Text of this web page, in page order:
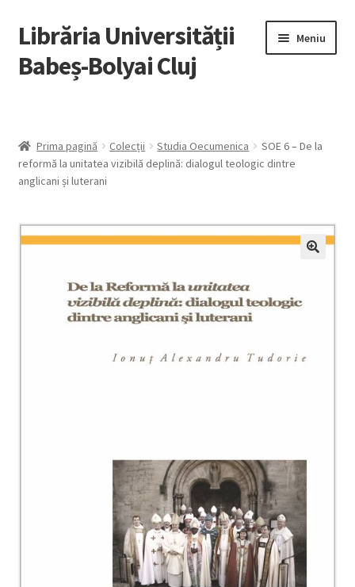
Sari
la
navigare
Sari
la
conținut
Librăria Universității
Babeș-Bolyai Cluj
Meniu
Lista autori
Recenzii
Cărți cu reducere
Open Access
Ghid pentru utilizarea ebook-urilor / Ebook Guide
Prima pagină Colecții Studia Oecumenica
SOE 6 – De la
reformă la unitatea vizibilă deplină: dialogul teologic dintre
anglicani și luterani